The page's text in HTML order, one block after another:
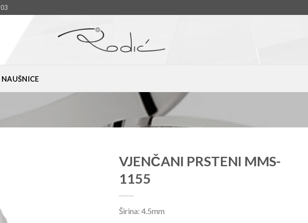
NAUŠNICE
VJENČANI PRSTENI MMS-
1155
Širina: 4.5mm